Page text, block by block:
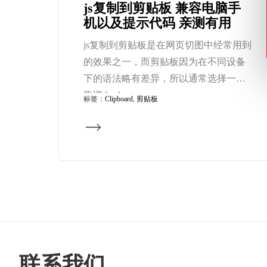
js复制到剪贴板 兼容电脑手
机以及提示代码 亲测有用
js复制到剪贴板是在网页切图中经常用到
的效果之一，而剪贴板因为在不同设备
下的语法略有差异，所以通常选择一个
靠谱 […]
标签： Clipboard, 剪贴板